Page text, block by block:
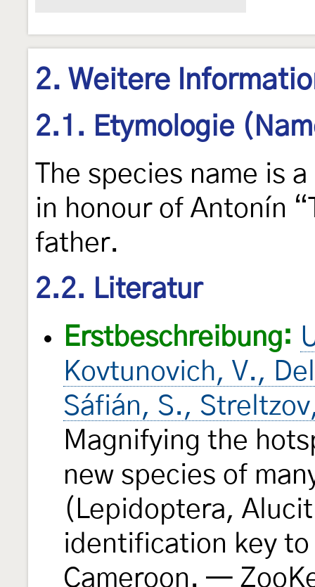
2. Weitere
2.1. Etymologie
The species name is
in honour of Antonín
father.
2.2. Literatur
Erstbeschreibung:
Kovtunovich, V.,
Sáfián, S.,
Magnifying the
new species of
(Lepidoptera,
identification key
Cameroon. —